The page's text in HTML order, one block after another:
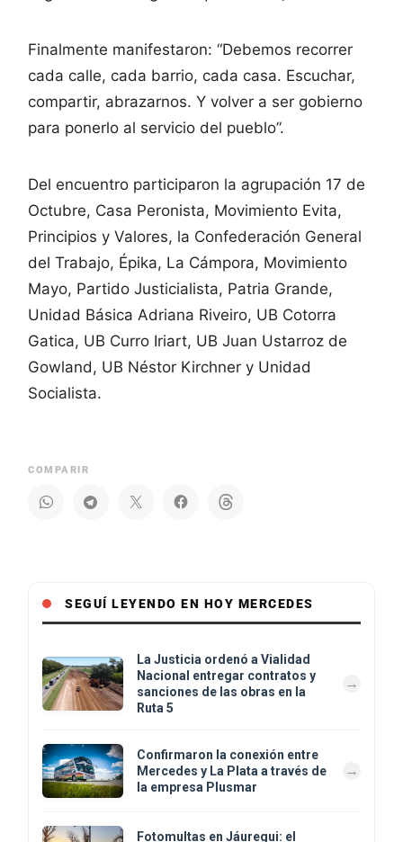
Finalmente manifestaron: “Debemos recorrer
cada calle, cada barrio, cada casa. Escuchar,
compartir, abrazarnos. Y volver a ser gobierno
para ponerlo al servicio del pueblo”.
Del encuentro participaron la agrupación 17 de
Octubre, Casa Peronista, Movimiento Evita,
Principios y Valores, la Confederación General
del Trabajo, Épika, La Cámpora, Movimiento
Mayo, Partido Justicialista, Patria Grande,
Unidad Básica Adriana Riveiro, UB Cotorra
Gatica, UB Curro Iriart, UB Juan Ustarroz de
Gowland, UB Néstor Kirchner y Unidad
Socialista.
COMPARIR
SEGUÍ LEYENDO EN HOY MERCEDES
La Justicia ordenó a Vialidad
Nacional entregar contratos y
sanciones de las obras en la
Ruta 5
Confirmaron la conexión entre
Mercedes y La Plata a través de
la empresa Plusmar
Fotomultas en Jáuregui: el